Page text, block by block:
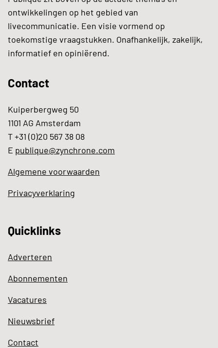
ontwikkelingen op het gebied van
livecommunicatie. Een visie vormend op
toekomstige vraagstukken. Onafhankelijk, zakelijk,
informatief en opiniërend.
Contact
Kuiperbergweg 50
1101 AG Amsterdam
T +31 (0)20 567 38 08
E publique@zynchrone.com
Algemene voorwaarden
Privacyverklaring
Quicklinks
Adverteren
Abonnementen
Vacatures
Nieuwsbrief
Contact